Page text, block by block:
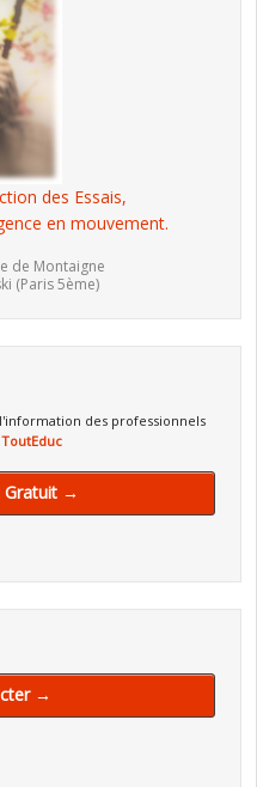
des Essais,
en mouvement.
de Montaigne
(Paris 5ème)
des professionnels
Gratuit →
→